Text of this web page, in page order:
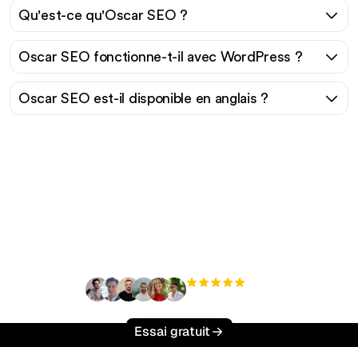
Qu'est-ce qu'Oscar SEO ?
Oscar SEO fonctionne-t-il avec WordPress ?
Oscar SEO est-il disponible en anglais ?
Essai gratuit